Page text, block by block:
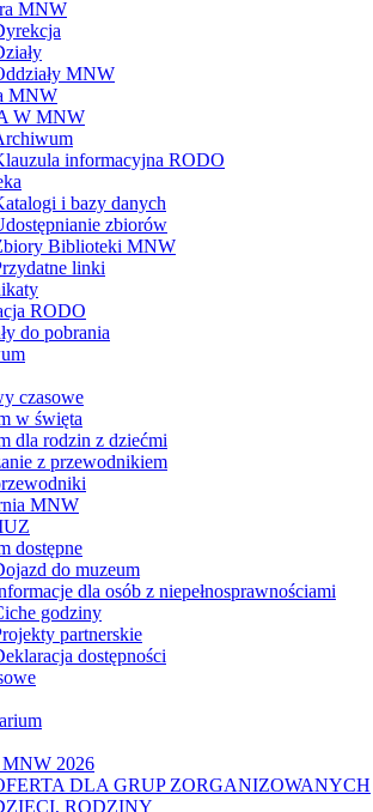
MNW
MNW
MNW
W MNW
informacyjna RODO
i bazy danych
zbiorów
Biblioteki MNW
linki
RODO
do pobrania
czasowe
w święta
dla rodzin z dziećmi
z przewodnikiem
MNW
dostępne
do muzeum
dla osób z niepełnosprawnościami
godziny
partnerskie
dostępności
2026
DLA GRUP ZORGANIZOWANYCH
RODZINY